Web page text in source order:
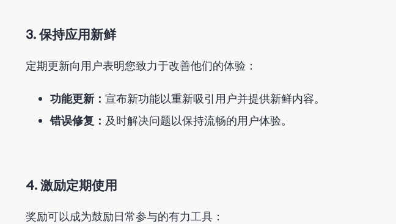
3. 保持应用新鲜
定期更新向用户表明您致力于改善他们的体验：
功能更新： 宣布新功能以重新吸引用户并提供新鲜内容。
错误修复： 及时解决问题以保持流畅的用户体验。
4. 激励定期使用
奖励可以成为鼓励日常参与的有力工具：